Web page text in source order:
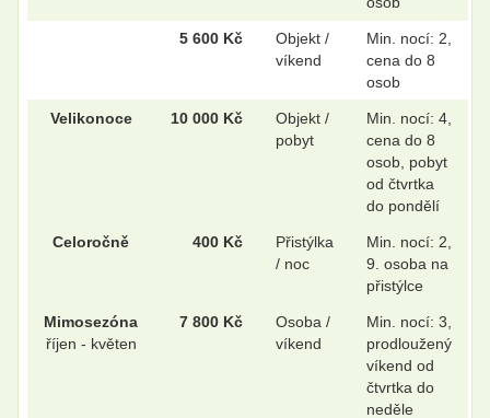
5 600 Kč
Objekt /
víkend
Min. nocí: 2,
cena do 8
osob
Velikonoce 10 000 Kč
Objekt /
pobyt
Min. nocí: 4,
cena do 8
osob, pobyt
od čtvrtka
do pondělí
Celoročně 400 Kč
Přistýlka
/ noc
Min. nocí: 2,
9. osoba na
přistýlce
Mimosezóna
říjen - květen
7 800 Kč
Osoba /
víkend
Min. nocí: 3,
prodloužený
víkend od
čtvrtka do
neděle